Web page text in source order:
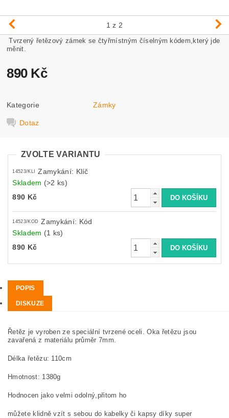
1 z 2
Tvrzený řetězový zámek se čtyřmístným číselným kódem,který jde
měnit.
890 Kč
Kategorie Zámky
Dotaz
ZVOLTE VARIANTU
14523/KLI
Zamykání: Klíč
Skladem (>2 ks)
890 Kč
14523/KOD
Zamykání: Kód
Skladem (1 ks)
890 Kč
POPIS
DISKUZE
Řetěz je vyroben ze speciální tvrzené oceli. Oka řetězu jsou
zavařená z materiálu průměr 7mm.
Délka řetězu: 110cm
Hmotnost: 1380g
Hodnocen jako velmi odolný,přitom ho
můžete klidně vzít s sebou do kabelky či kapsy díky super